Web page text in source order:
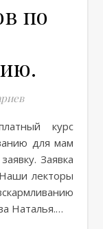
по
для мам
Заявка
лекторы
Наталья.…